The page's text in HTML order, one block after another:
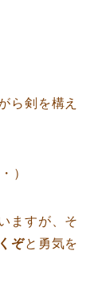
ら剣を構え
）
ますが、そ
ぞと勇気を